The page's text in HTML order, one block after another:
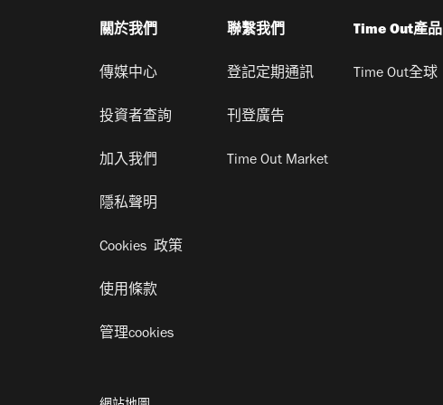
關於我們
傳媒中心
投資者查詢
加入我們
隱私聲明
Cookies 政策
使用條款
管理cookies
聯繫我們
登記定期通訊
刊登廣告
Time Out Market
Time Out產品
Time Out全球